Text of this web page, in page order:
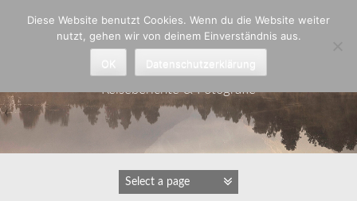
Astrid Padberg
Reiseberichte & Fotografie
Diese Website benutzt Cookies. Wenn du die Website weiter
nutzt, gehen wir von deinem Einverständnis aus.